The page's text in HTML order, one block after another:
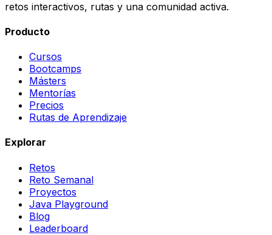
retos interactivos, rutas y una comunidad activa.
Producto
Cursos
Bootcamps
Másters
Mentorías
Precios
Rutas de Aprendizaje
Explorar
Retos
Reto Semanal
Proyectos
Java Playground
Blog
Leaderboard